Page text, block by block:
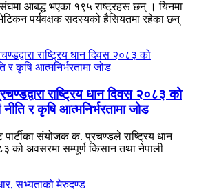
आबद्ध भएका १९५ राष्ट्रहरू छन् । यिनमा
पर्यवक्षक सदस्यको हैसियतमा रहेका छन्
राष्ट्रिय धान दिवस २०८३ को
र कृषि आत्मनिर्भरतामा जोड
संयोजक क. प्रचण्डले राष्ट्रिय धान
को अवसरमा सम्पूर्ण किसान तथा नेपाली